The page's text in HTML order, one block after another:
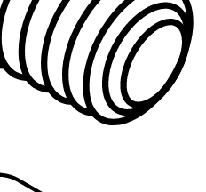
стали
для тренажеров
МАФ